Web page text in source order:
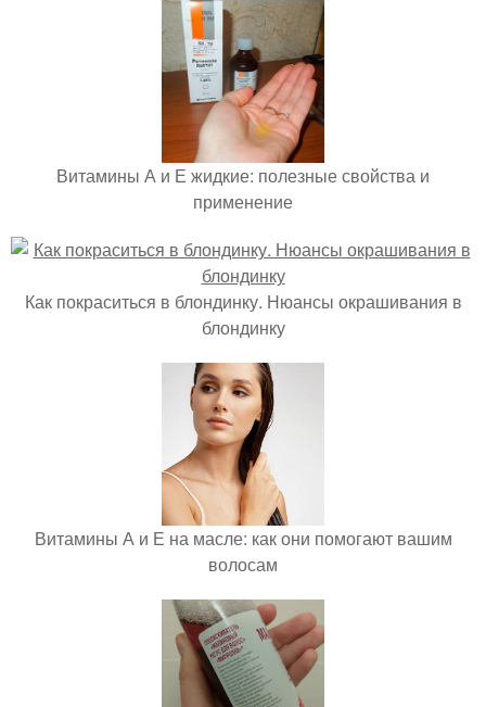
Витамины А и Е жидкие: полезные свойства и
применение
Как покраситься в блондинку. Нюансы окрашивания в
блондинку
Витамины А и Е на масле: как они помогают вашим
волосам